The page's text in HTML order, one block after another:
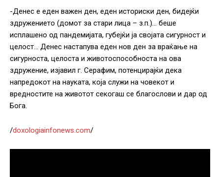
-Денес е еден важен ден, еден историски ден, бидејќи
здружението (домот за стари лица – з.п.)… беше
исплашено од пандемијата, губејќи ја својата сигурност и
целост… Денес настапува еден нов ден за враќање на
сигурноста, целоста и животоспособноста на ова
здружение, изјавил г. Серафим, потенцирајќи дека
напредокот на науката, која служи на човекот и
вредностите на животот секогаш се благослови и дар од
Бога.
/doxologiainfonews.com/